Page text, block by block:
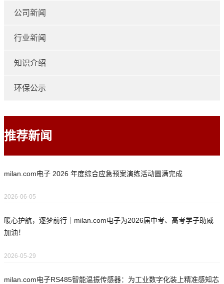
公司新闻
行业新闻
知识介绍
环保公示
推荐新闻
milan.com电子 2026 年度综合应急预案演练活动圆满完成
2026-06-05
暖心护航，逐梦前行｜milan.com电子为2026届中考、高考学子助威
加油！
2026-05-29
milan.com电子RS485智能温振传感器：为工业数字化装上精准感知芯